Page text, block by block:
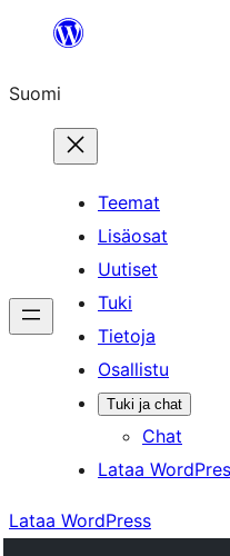
Suomi
Teemat
Lisäosat
Uutiset
Tuki
Tietoja
Osallistu
Tuki ja chat
Chat
Lataa
Lataa WordPress